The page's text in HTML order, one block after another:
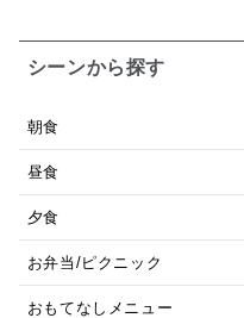
シーンから探す
朝食
昼食
夕食
お弁当/ピクニック
おもてなしメニュー